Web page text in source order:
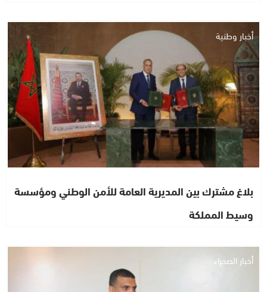
أخبار وطنية
بلاغ مشترك بين المديرية العامة للأمن الوطني ومؤسسة
وسيط المملكة
أخبار الصحراء